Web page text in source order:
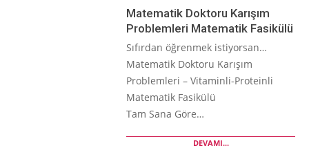
Matematik Doktoru Karışım
Problemleri Matematik Fasikülü
Sıfırdan öğrenmek istiyorsan…
Matematik Doktoru Karışım
Problemleri – Vitaminli-Proteinli
Matematik Fasikülü
Tam Sana Göre…
DEVAMI...